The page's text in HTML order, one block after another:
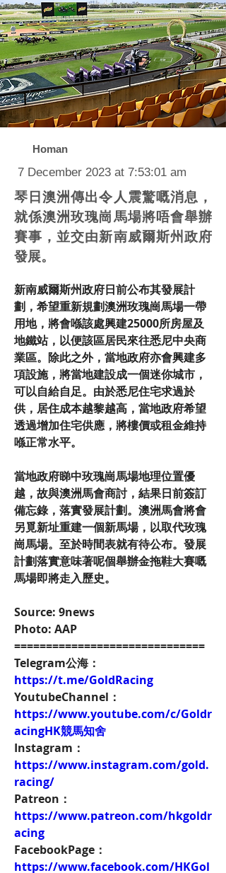
Homan
7 December 2023 at 7:53:01 am
琴日澳洲傳出令人震驚嘅消息，
就係澳洲玫瑰崗馬場將唔會舉辦
賽事，並交由新南威爾斯州政府
發展。
新南威爾斯州政府日前公布其發展計
劃，希望重新規劃澳洲玫瑰崗馬場一帶
用地，將會喺該處興建25000所房屋及
地鐵站，以便該區居民來往悉尼中央商
業區。除此之外，當地政府亦會興建多
項設施，將當地建設成一個迷你城市，
可以自給自足。由於悉尼住宅求過於
供，居住成本越黎越高，當地政府希望
透過增加住宅供應，將樓價或租金維持
喺正常水平。
當地政府睇中玫瑰崗馬場地理位置優
越，故與澳洲馬會商討，結果日前簽訂
備忘錄，落實發展計劃。澳洲馬會將會
另覓新址重建一個新馬場，以取代玫瑰
崗馬場。至於時間表就有待公布。發展
計劃落實意味著呢個舉辦金拖鞋大賽嘅
馬場即將走入歷史。
Source: 9news
Photo: AAP
==============================
Telegram公海：
https://t.me/GoldRacing
YoutubeChannel：
https://www.youtube.com/c/Goldr
acingHK競馬知舍
Instagram：
https://www.instagram.com/gold.
racing/
Patreon：
https://www.patreon.com/hkgoldr
acing
FacebookPage：
https://www.facebook.com/HKGol